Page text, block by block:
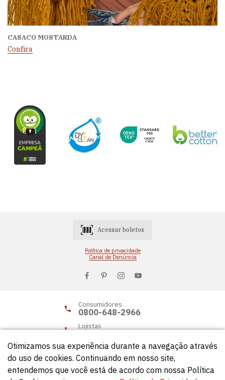
CASACO MOSTARDA
Confira
Acessar boletos
Política de privacidade
Canal de Denúncia
Consumidores
0800-648-2966
Lojistas
Otimizamos sua experiência durante a navegação através
do uso de cookies. Continuando em nosso site,
entendemos que você está de acordo com nossa Política